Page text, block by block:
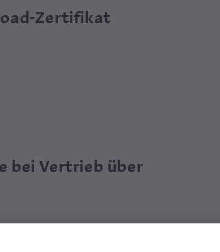
Zertifikat
bei Vertrieb über